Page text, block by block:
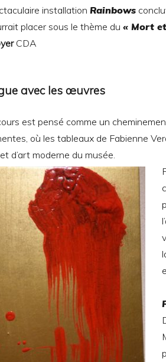
installation Rainbows
placer sous le thème du « Mort
CDA
avec les œuvres
est pensé comme un
où les tableaux de Fabienne
d’art moderne du musée.